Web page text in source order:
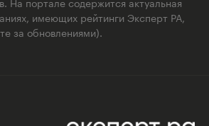
имеющих рейтинги Эксперт РА,
за обновлениями).